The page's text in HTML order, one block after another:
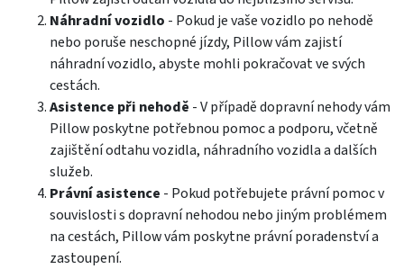
Náhradní vozidlo - Pokud je vaše vozidlo po nehodě
nebo poruše neschopné jízdy, Pillow vám zajistí
náhradní vozidlo, abyste mohli pokračovat ve svých
cestách.
Asistence při nehodě - V případě dopravní nehody vám
Pillow poskytne potřebnou pomoc a podporu, včetně
zajištění odtahu vozidla, náhradního vozidla a dalších
služeb.
Právní asistence - Pokud potřebujete právní pomoc v
souvislosti s dopravní nehodou nebo jiným problémem
na cestách, Pillow vám poskytne právní poradenství a
zastoupení.